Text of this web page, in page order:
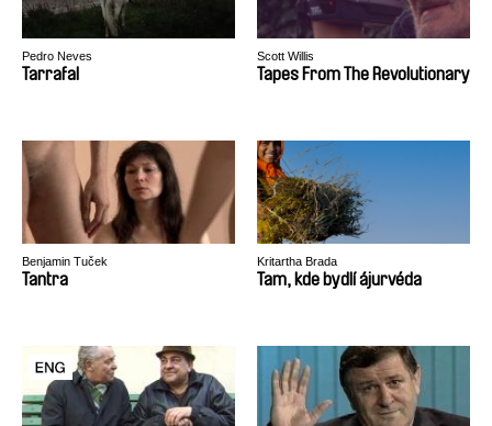
Pedro Neves
Tarrafal
Scott Willis
Tapes From The Revolutionary
Benjamin Tuček
Tantra
Kritartha Brada
Tam, kde bydlí ájurvéda